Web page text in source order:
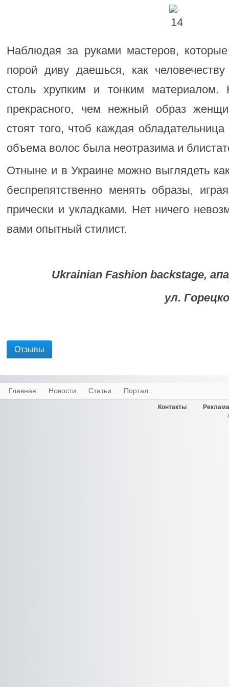
Наблюдая за руками мастеров,
порой диву даешься, как
столь хрупким и тонким материалом.
прекрасного, чем нежный образ
стоят того, чтоб каждая
объема волос была неотразима и
Отныне и в Украине можно выглядеть
беспрепятственно менять образы,
прически и укладками. Нет ничего
вами опытный стилист.
Ukrainian Fashion backstage,
ул.
Отзывы
Главная Новости Статьи Портал
Контакты